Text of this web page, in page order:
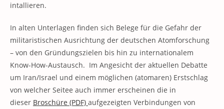
intallieren.
In alten Unterlagen finden sich Belege für die Gefahr der
militaristischen Ausrichtung der deutschen Atomforschung
– von den Gründungszielen bis hin zu internationalem
Know-How-Austausch. Im Angesicht der aktuellen Debatte
um Iran/Israel und einem möglichen (atomaren) Erstschlag
von welcher Seitee auch immer erscheinen die in
dieser Broschüre (PDF) aufgezeigten Verbindungen von